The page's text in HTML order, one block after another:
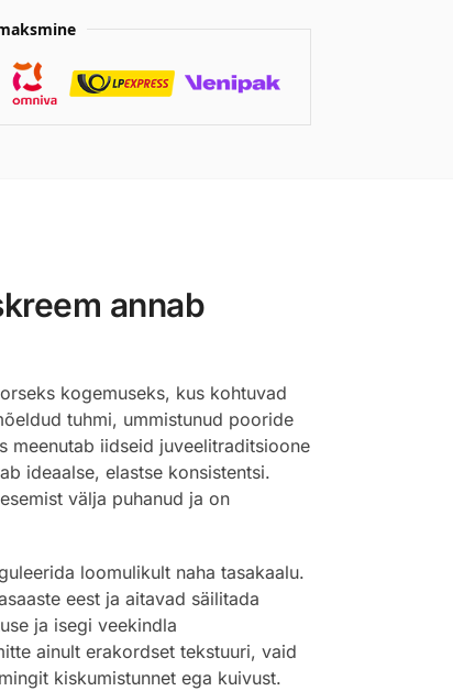
annab
kogemuseks, kus kohtuvad
tuhmi, ummistunud pooride
meenutab iidseid juveelitraditsioone
ideaalse, elastse konsistentsi.
välja puhanud ja on
loomulikult naha tasakaalu.
eest ja aitavad säilitada
ja isegi veekindla
ainult erakordset tekstuuri, vaid
kiskumistunnet ega kuivust.